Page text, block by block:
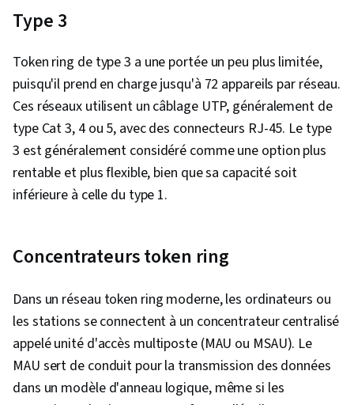
Type 3
Token ring de type 3 a une portée un peu plus limitée,
puisqu'il prend en charge jusqu'à 72 appareils par réseau.
Ces réseaux utilisent un câblage UTP, généralement de
type Cat 3, 4 ou 5, avec des connecteurs RJ-45. Le type
3 est généralement considéré comme une option plus
rentable et plus flexible, bien que sa capacité soit
inférieure à celle du type 1.
Concentrateurs token ring
Dans un réseau token ring moderne, les ordinateurs ou
les stations se connectent à un concentrateur centralisé
appelé unité d'accès multiposte (MAU ou MSAU). Le
MAU sert de conduit pour la transmission des données
dans un modèle d'anneau logique, même si les